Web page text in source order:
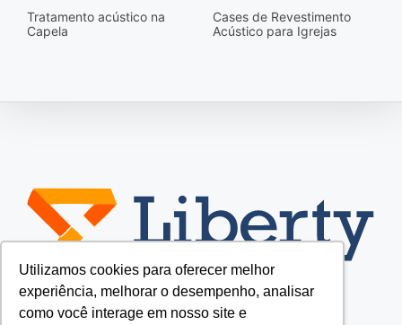
Utilizamos cookies para oferecer melhor
experiência, melhorar o desempenho, analisar
como você interage em nosso site e
Tratamento acústico na
Capela
Cases de Revestimento
Acústico para Igrejas